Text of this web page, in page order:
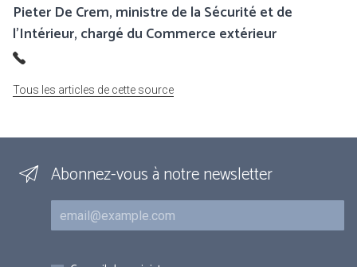
Pieter De Crem, ministre de la Sécurité et de
l’Intérieur, chargé du Commerce extérieur
Tous les articles de cette source
Abonnez-vous à notre newsletter
Courriel